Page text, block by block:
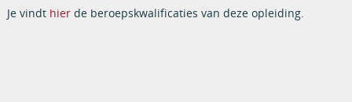
Je vindt hierde beroepskwalificaties van deze opleiding.